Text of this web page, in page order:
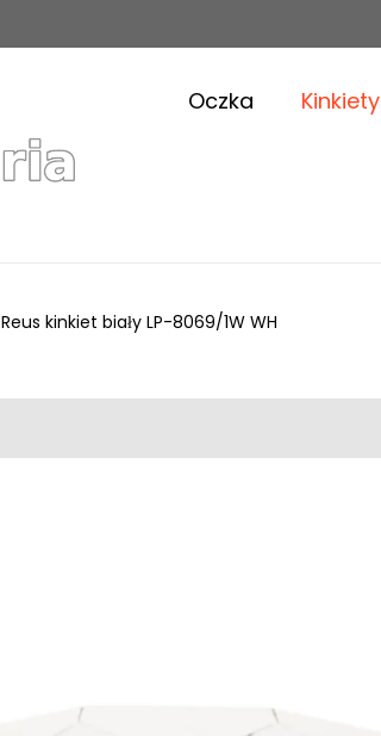
Oczka Kinkiety
Reus kinkiet biały LP-8069/1W WH